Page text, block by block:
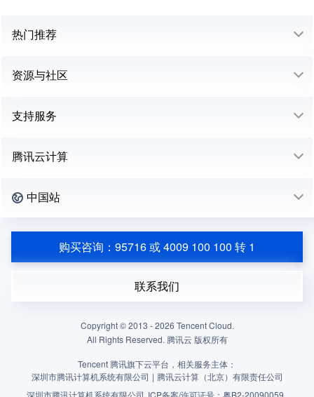
热门推荐
资源与社区
支持服务
腾讯云计算
中国站
购买咨询：95716 或 4009 100 100 转 1
联系我们
Copyright © 2013 -2026 Tencent Cloud.
All Rights Reserved. 腾讯云 版权所有
Tencent 腾讯旗下云平台，相关服务主体：
深圳市腾讯计算机系统有限公司 | 腾讯云计算（北京）有限责任公司
深圳市腾讯计算机系统有限公司 ICP备案/许可证号： 粤B2-20090059